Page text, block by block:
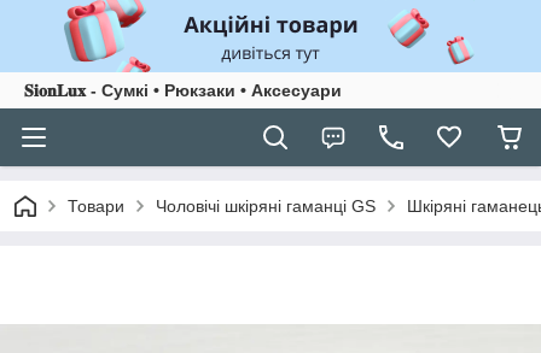
𝐒𝐢𝐨𝐧𝐋𝐮𝐱 - Сумкі • Рюкзаки • Аксесуари
Товари Чоловічі шкіряні гаманці GS Шкіряні